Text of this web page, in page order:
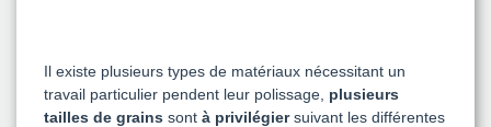
Il existe plusieurs types de matériaux nécessitant un
travail particulier pendent leur polissage, plusieurs
tailles de grains sont à privilégiersuivant les différentes